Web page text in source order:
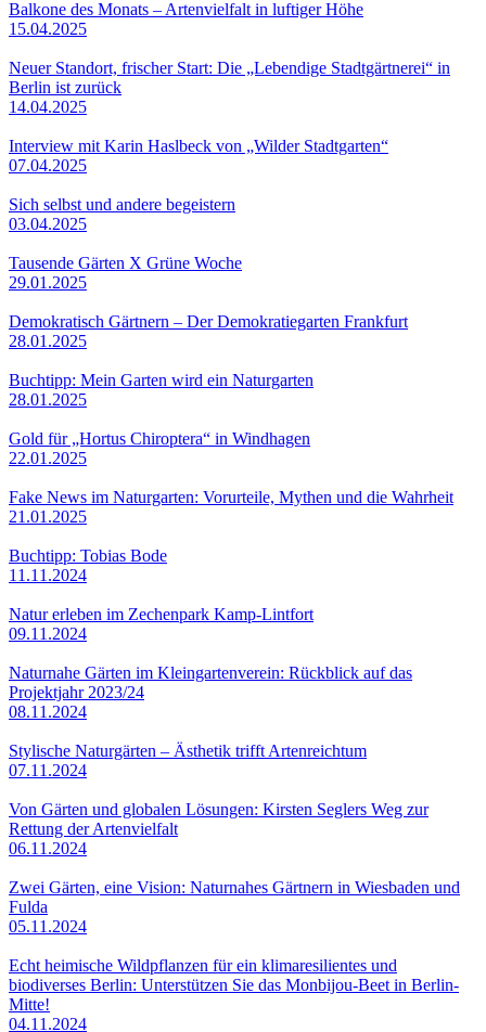
Balkone des Monats – Artenvielfalt in luftiger Höhe
15.04.2025
Neuer Standort, frischer Start: Die „Lebendige Stadtgärtnerei“ in
Berlin ist zurück
14.04.2025
Interview mit Karin Haslbeck von „Wilder Stadtgarten“
07.04.2025
Sich selbst und andere begeistern
03.04.2025
Tausende Gärten X Grüne Woche
29.01.2025
Demokratisch Gärtnern – Der Demokratiegarten Frankfurt
28.01.2025
Buchtipp: Mein Garten wird ein Naturgarten
28.01.2025
Gold für „Hortus Chiroptera“ in Windhagen
22.01.2025
Fake News im Naturgarten: Vorurteile, Mythen und die Wahrheit
21.01.2025
Buchtipp: Tobias Bode
11.11.2024
Natur erleben im Zechenpark Kamp-Lintfort
09.11.2024
Naturnahe Gärten im Kleingartenverein: Rückblick auf das
Projektjahr 2023/24
08.11.2024
Stylische Naturgärten – Ästhetik trifft Artenreichtum
07.11.2024
Von Gärten und globalen Lösungen: Kirsten Seglers Weg zur
Rettung der Artenvielfalt
06.11.2024
Zwei Gärten, eine Vision: Naturnahes Gärtnern in Wiesbaden und
Fulda
05.11.2024
Echt heimische Wildpflanzen für ein klimaresilientes und
biodiverses Berlin: Unterstützen Sie das Monbijou-Beet in Berlin-
Mitte!
04.11.2024